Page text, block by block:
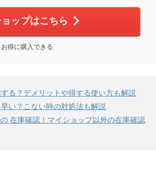
ップはこちら
得に購入できる
る？デメリットや得する使い方も解説
い？こない時の対処法も解説
在庫確認！マイショップ以外の在庫確認